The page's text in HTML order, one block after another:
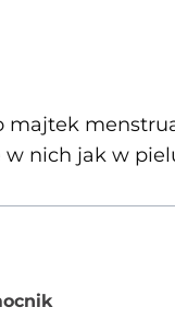
5 gwiazdek
majtek
nich jak w